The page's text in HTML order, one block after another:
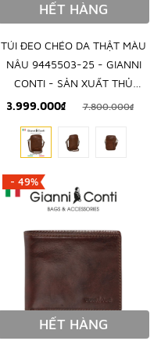
HẾT HÀNG
TÚI ĐEO CHÉO DA THẬT MÀU
NÂU 9445503-25 - GIANNI
CONTI - SẢN XUẤT THỦ
CÔNG TẠI ITALY
3.999.000₫ 7.800.000₫
- 49%
HẾT HÀNG